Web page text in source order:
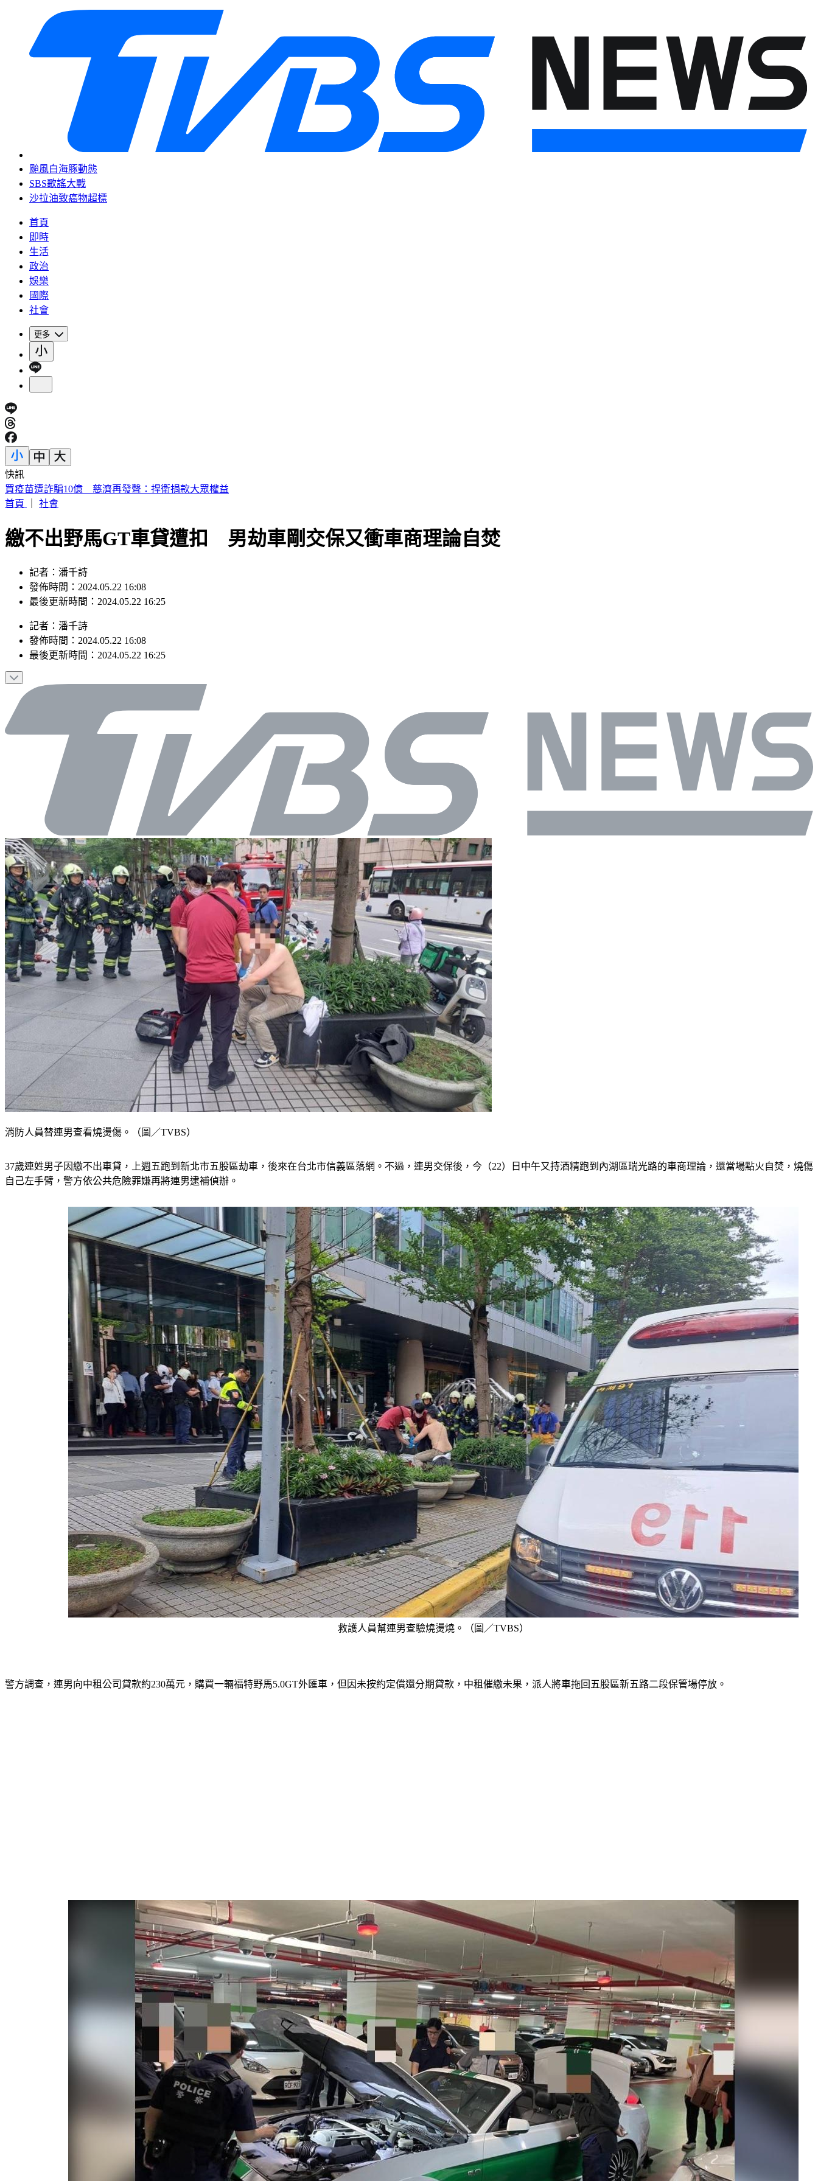
颱風白海豚動態
SBS歌謠大戰
沙拉油致癌物超標
首頁
即時
生活
政治
娛樂
國際
社會
更多
快訊
白海豚慢速擺尾！氣象粉專崩潰喊「叛逆難搞」：雨彈恐拖更久
首頁
社會
繳不出野馬GT車貸遭扣 男劫車剛交保又衝車商理論自焚
記者：潘千詩
發佈時間：2024.05.22 16:08
最後更新時間：2024.05.22 16:25
記者 ： 潘千詩
發佈時間： 2024.05.22 16:08
最後更新時間： 2024.05.22 16:25
消防人員替連男查看燒燙傷。（圖／TVBS）
37歲連姓男子因繳不出車貸，上週五跑到新北市五股區劫車，後來在台北市信義區落網。不過，連男交保後，今（22）日中午又持酒精跑到內湖區瑞光路的車商理論，還當場點火自焚，燒傷
自己左手臂，警方依公共危險罪嫌再將連男逮補偵辦。
救護人員幫連男查驗燒燙燒。（圖／TVBS）
警方調查，連男向中租公司貸款約230萬元，購買一輛福特野馬5.0GT外匯車，但因未按約定償還分期貸款，中租催繳未果，派人將車拖回五股區新五路二段保管場停放。